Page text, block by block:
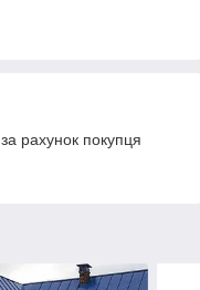
рахунок покупця